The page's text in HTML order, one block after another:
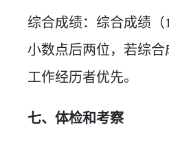
综合成绩：综合成绩（
小数点后两位，若综
工作经历者优先。
七、体检和考察